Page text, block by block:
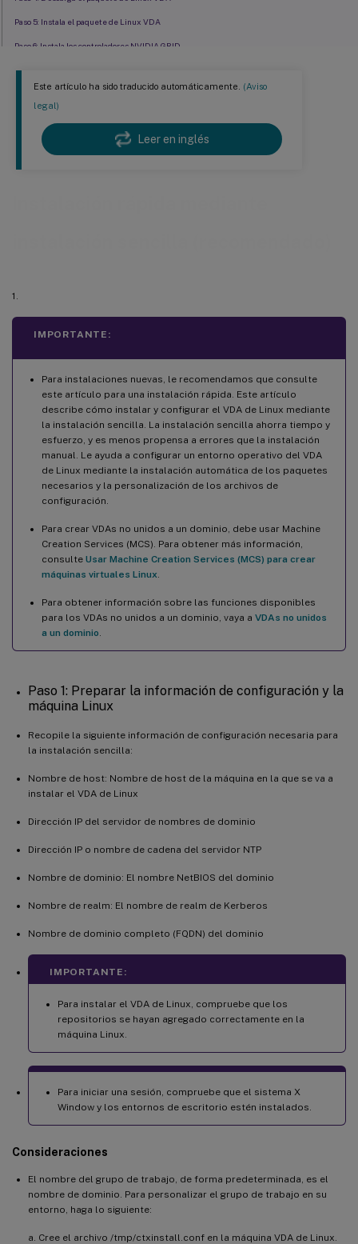
Este artículo ha sido traducido automáticamente. (Aviso
legal)
Leer en inglés
1.
IMPORTANTE:
Para instalaciones nuevas, le recomendamos que consulte
este artículo para una instalación rápida. Este artículo
describe cómo instalar y configurar el VDA de Linux mediante
la instalación sencilla. La instalación sencilla ahorra tiempo y
esfuerzo, y es menos propensa a errores que la instalación
manual. Le ayuda a configurar un entorno operativo del VDA
de Linux mediante la instalación automática de los paquetes
necesarios y la personalización de los archivos de
configuración.
Para crear VDAs no unidos a un dominio, debe usar Machine
Creation Services (MCS). Para obtener más información,
consulte Usar Machine Creation Services (MCS) para crear
máquinas virtuales Linux
Para obtener información sobre las funciones disponibles
para los VDAs no unidos a un dominio, vaya a VDAs no unidos
a un dominio
Paso 1: Preparar la información de configuración y la
máquina Linux
Recopile la siguiente información de configuración necesaria para
la instalación sencilla:
Nombre de host: Nombre de host de la máquina en la que se va a
instalar el VDA de Linux
Dirección IP del servidor de nombres de dominio
Dirección IP o nombre de cadena del servidor NTP
Nombre de dominio: El nombre NetBIOS del dominio
Nombre de realm: El nombre de realm de Kerberos
Nombre de dominio completo (FQDN) del dominio
IMPORTANTE:
Para instalar el VDA de Linux, compruebe que los
repositorios se hayan agregado correctamente en la
máquina Linux.
Para iniciar una sesión, compruebe que el sistema X
Window y los entornos de escritorio estén instalados.
Consideraciones
El nombre del grupo de trabajo, de forma predeterminada, es el
nombre de dominio. Para personalizar el grupo de trabajo en su
entorno, haga lo siguiente:
a. Cree el archivo /tmp/ctxinstall.conf en la máquina VDA de Linux.
Paso 5: Instala el paquete de Linux VDA
Paso 6: Instala los controladores NVIDIA GRID
Paso 7: Configura el entorno de ejecución para completar la instalación
Paso 10: Crear catálogos de máquinas en Citrix Virtual Apps o Citrix Virtual Desktops